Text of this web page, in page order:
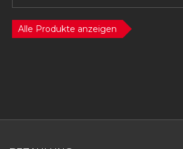
Alle Produkte anzeigen